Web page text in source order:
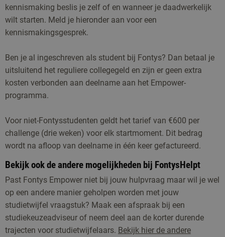
kennismaking beslis je zelf of en wanneer je daadwerkelijk
wilt starten. Meld je hieronder aan voor een
kennismakingsgesprek.
Ben je al ingeschreven als student bij Fontys? Dan betaal je
uitsluitend het reguliere collegegeld en zijn er geen extra
kosten verbonden aan deelname aan het Empower-
programma.
Voor niet-Fontysstudenten geldt het tarief van €600 per
challenge (drie weken) voor elk startmoment. Dit bedrag
wordt na afloop van deelname in één keer gefactureerd.
Bekijk ook de andere mogelijkheden bij FontysHelpt
Past Fontys Empower niet bij jouw hulpvraag maar wil je wel
op een andere manier geholpen worden met jouw
studietwijfel vraagstuk? Maak een afspraak bij een
studiekeuzeadviseur of neem deel aan de korter durende
trajecten voor studietwijfelaars. Bekijk hier de andere